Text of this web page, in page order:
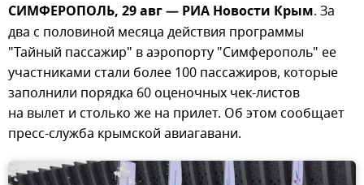
СИМФЕРОПОЛЬ, 29 авг — РИА Новости Крым. За
два с половиной месяца действия программы
"Тайный пассажир" в аэропорту "Симферополь" ее
участниками стали более 100 пассажиров, которые
заполнили порядка 60 оценочных чек-листов
на вылет и столько же на прилет. Об этом сообщает
пресс-служба крымской авиагавани.